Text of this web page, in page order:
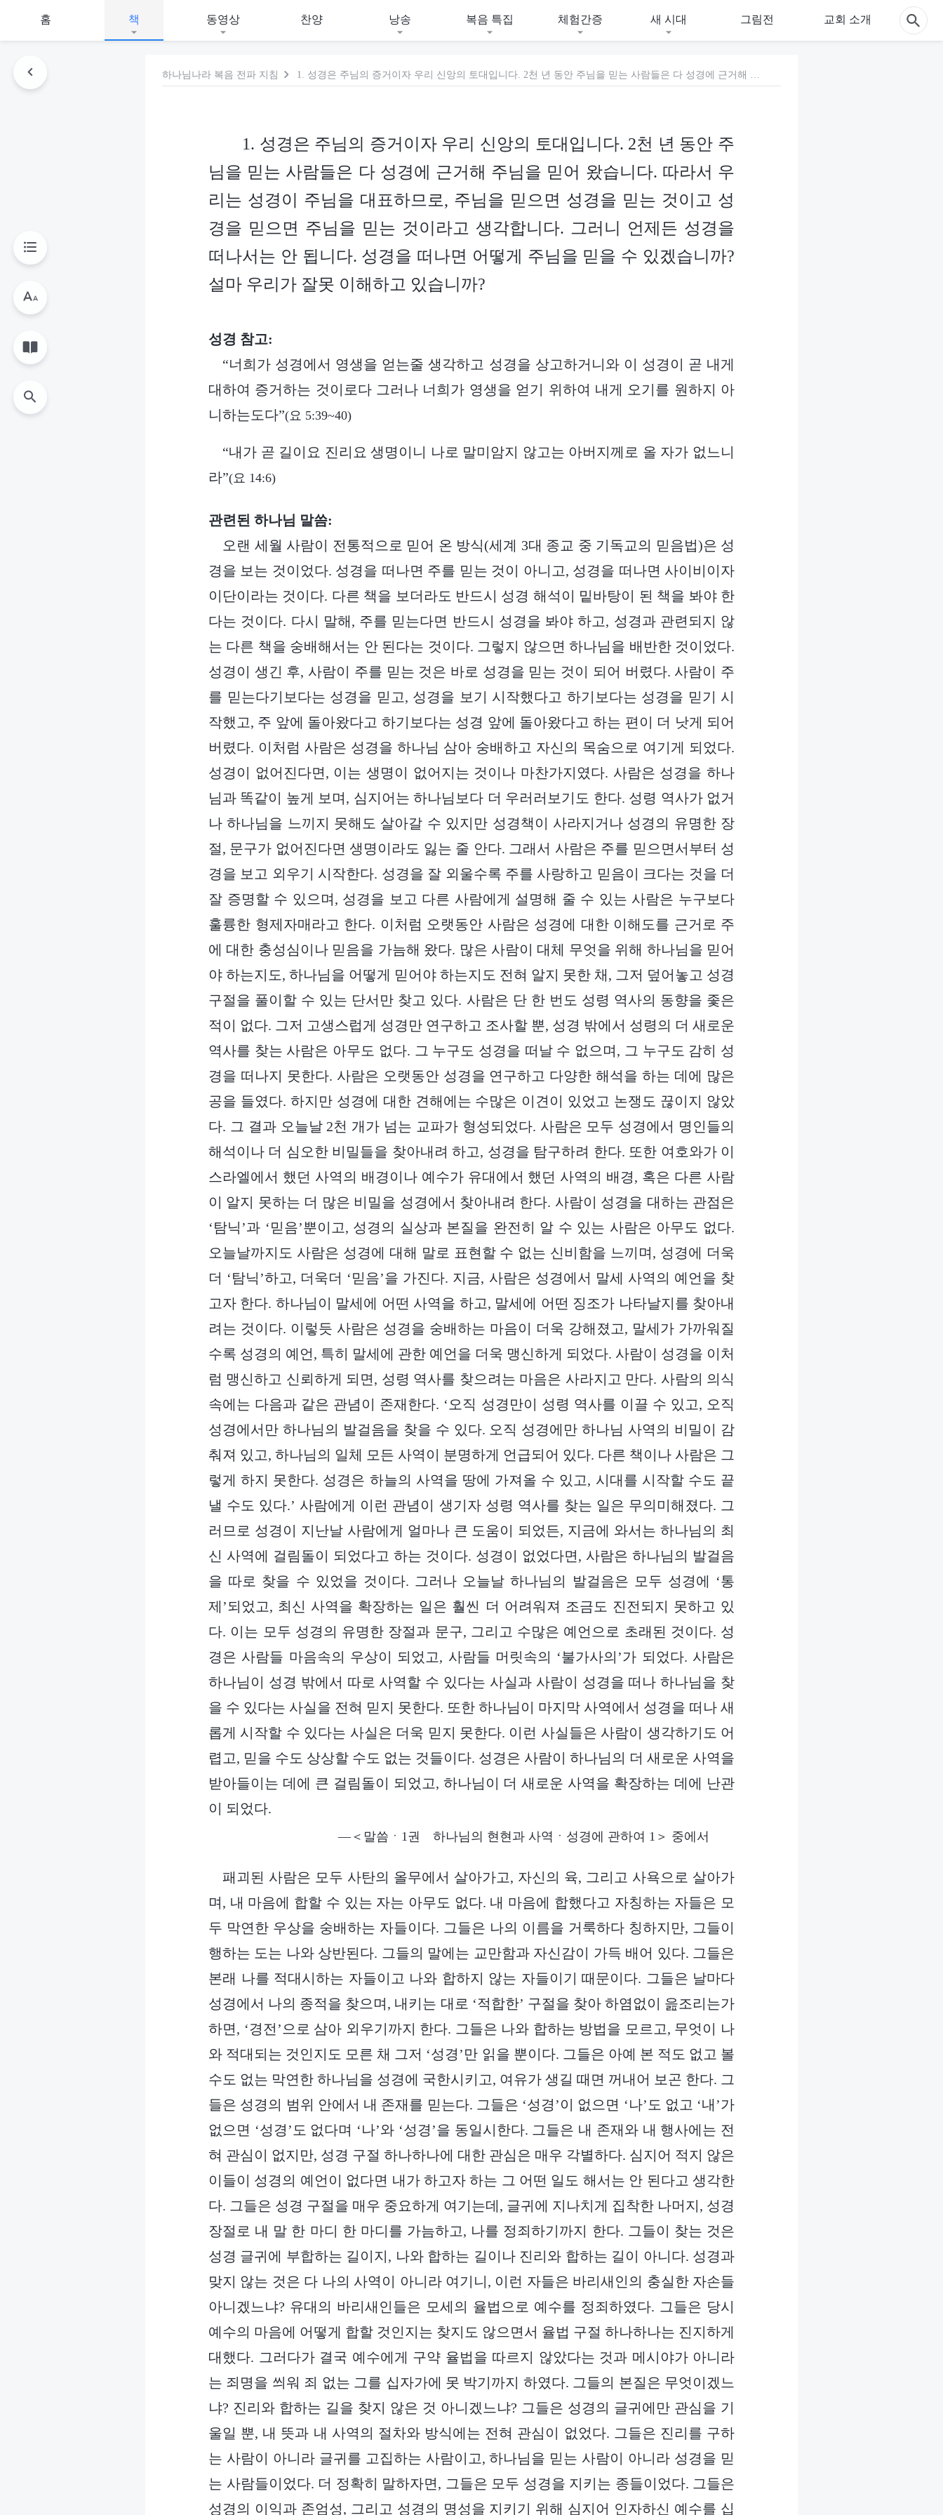
홈 책 동영상 찬양 낭송 복음 특집 체험간증 새 시대 그림전 교회 소개
하나님나라 복음 전파 지침
1. 성경은 주님의 증거이자 우리 신앙의 토대입니다. 2천 년 동안 주
님을 믿는 사람들은 다 성경에 근거해 주님을 믿어 왔습니다. 따라서 우
리는 성경이 주님을 대표하므로, 주님을 믿으면 성경을 믿는 것이고 성
경을 믿으면 주님을 믿는 것이라고 생각합니다. 그러니 언제든 성경을
떠나서는 안 됩니다. 성경을 떠나면 어떻게 주님을 믿을 수 있겠습니까?
설마 우리가 잘못 이해하고 있습니까?
성경 참고:
“너희가 성경에서 영생을 얻는줄 생각하고 성경을 상고하거니와 이 성경이 곧 내게
대하여 증거하는 것이로다 그러나 너희가 영생을 얻기 위하여 내게 오기를 원하지 아
니하는도다”(요 5:39~40)
“내가 곧 길이요 진리요 생명이니 나로 말미암지 않고는 아버지께로 올 자가 없느니
라”(요 14:6)
관련된 하나님 말씀:
오랜 세월 사람이 전통적으로 믿어 온 방식(세계 3대 종교 중 기독교의 믿음법)은 성
경을 보는 것이었다. 성경을 떠나면 주를 믿는 것이 아니고, 성경을 떠나면 사이비이자
이단이라는 것이다. 다른 책을 보더라도 반드시 성경 해석이 밑바탕이 된 책을 봐야 한
다는 것이다. 다시 말해, 주를 믿는다면 반드시 성경을 봐야 하고, 성경과 관련되지 않
는 다른 책을 숭배해서는 안 된다는 것이다. 그렇지 않으면 하나님을 배반한 것이었다.
성경이 생긴 후, 사람이 주를 믿는 것은 바로 성경을 믿는 것이 되어 버렸다. 사람이 주
를 믿는다기보다는 성경을 믿고, 성경을 보기 시작했다고 하기보다는 성경을 믿기 시
작했고, 주 앞에 돌아왔다고 하기보다는 성경 앞에 돌아왔다고 하는 편이 더 낫게 되어
버렸다. 이처럼 사람은 성경을 하나님 삼아 숭배하고 자신의 목숨으로 여기게 되었다.
성경이 없어진다면, 이는 생명이 없어지는 것이나 마찬가지였다. 사람은 성경을 하나
님과 똑같이 높게 보며, 심지어는 하나님보다 더 우러러보기도 한다. 성령 역사가 없거
나 하나님을 느끼지 못해도 살아갈 수 있지만 성경책이 사라지거나 성경의 유명한 장
절, 문구가 없어진다면 생명이라도 잃는 줄 안다. 그래서 사람은 주를 믿으면서부터 성
경을 보고 외우기 시작한다. 성경을 잘 외울수록 주를 사랑하고 믿음이 크다는 것을 더
잘 증명할 수 있으며, 성경을 보고 다른 사람에게 설명해 줄 수 있는 사람은 누구보다
훌륭한 형제자매라고 한다. 이처럼 오랫동안 사람은 성경에 대한 이해도를 근거로 주
에 대한 충성심이나 믿음을 가늠해 왔다. 많은 사람이 대체 무엇을 위해 하나님을 믿어
야 하는지도, 하나님을 어떻게 믿어야 하는지도 전혀 알지 못한 채, 그저 덮어놓고 성경
구절을 풀이할 수 있는 단서만 찾고 있다. 사람은 단 한 번도 성령 역사의 동향을 좇은
적이 없다. 그저 고생스럽게 성경만 연구하고 조사할 뿐, 성경 밖에서 성령의 더 새로운
역사를 찾는 사람은 아무도 없다. 그 누구도 성경을 떠날 수 없으며, 그 누구도 감히 성
경을 떠나지 못한다. 사람은 오랫동안 성경을 연구하고 다양한 해석을 하는 데에 많은
공을 들였다. 하지만 성경에 대한 견해에는 수많은 이견이 있었고 논쟁도 끊이지 않았
다. 그 결과 오늘날 2천 개가 넘는 교파가 형성되었다. 사람은 모두 성경에서 명인들의
해석이나 더 심오한 비밀들을 찾아내려 하고, 성경을 탐구하려 한다. 또한 여호와가 이
스라엘에서 했던 사역의 배경이나 예수가 유대에서 했던 사역의 배경, 혹은 다른 사람
이 알지 못하는 더 많은 비밀을 성경에서 찾아내려 한다. 사람이 성경을 대하는 관점은
‘탐닉’과 ‘믿음’뿐이고, 성경의 실상과 본질을 완전히 알 수 있는 사람은 아무도 없다.
오늘날까지도 사람은 성경에 대해 말로 표현할 수 없는 신비함을 느끼며, 성경에 더욱
더 ‘탐닉’하고, 더욱더 ‘믿음’을 가진다. 지금, 사람은 성경에서 말세 사역의 예언을 찾
고자 한다. 하나님이 말세에 어떤 사역을 하고, 말세에 어떤 징조가 나타날지를 찾아내
려는 것이다. 이렇듯 사람은 성경을 숭배하는 마음이 더욱 강해졌고, 말세가 가까워질
수록 성경의 예언, 특히 말세에 관한 예언을 더욱 맹신하게 되었다. 사람이 성경을 이처
럼 맹신하고 신뢰하게 되면, 성령 역사를 찾으려는 마음은 사라지고 만다. 사람의 의식
속에는 다음과 같은 관념이 존재한다. ‘오직 성경만이 성령 역사를 이끌 수 있고, 오직
성경에서만 하나님의 발걸음을 찾을 수 있다. 오직 성경에만 하나님 사역의 비밀이 감
춰져 있고, 하나님의 일체 모든 사역이 분명하게 언급되어 있다. 다른 책이나 사람은 그
렇게 하지 못한다. 성경은 하늘의 사역을 땅에 가져올 수 있고, 시대를 시작할 수도 끝
낼 수도 있다.’ 사람에게 이런 관념이 생기자 성령 역사를 찾는 일은 무의미해졌다. 그
러므로 성경이 지난날 사람에게 얼마나 큰 도움이 되었든, 지금에 와서는 하나님의 최
신 사역에 걸림돌이 되었다고 하는 것이다. 성경이 없었다면, 사람은 하나님의 발걸음
을 따로 찾을 수 있었을 것이다. 그러나 오늘날 하나님의 발걸음은 모두 성경에 ‘통
제’되었고, 최신 사역을 확장하는 일은 훨씬 더 어려워져 조금도 진전되지 못하고 있
다. 이는 모두 성경의 유명한 장절과 문구, 그리고 수많은 예언으로 초래된 것이다. 성
경은 사람들 마음속의 우상이 되었고, 사람들 머릿속의 ‘불가사의’가 되었다. 사람은
하나님이 성경 밖에서 따로 사역할 수 있다는 사실과 사람이 성경을 떠나 하나님을 찾
을 수 있다는 사실을 전혀 믿지 못한다. 또한 하나님이 마지막 사역에서 성경을 떠나 새
롭게 시작할 수 있다는 사실은 더욱 믿지 못한다. 이런 사실들은 사람이 생각하기도 어
렵고, 믿을 수도 상상할 수도 없는 것들이다. 성경은 사람이 하나님의 더 새로운 사역을
받아들이는 데에 큰 걸림돌이 되었고, 하나님이 더 새로운 사역을 확장하는 데에 난관
이 되었다.
―＜말씀ㆍ1권 하나님의 현현과 사역ㆍ성경에 관하여 1＞ 중에서
패괴된 사람은 모두 사탄의 올무에서 살아가고, 자신의 육, 그리고 사욕으로 살아가
며, 내 마음에 합할 수 있는 자는 아무도 없다. 내 마음에 합했다고 자칭하는 자들은 모
두 막연한 우상을 숭배하는 자들이다. 그들은 나의 이름을 거룩하다 칭하지만, 그들이
행하는 도는 나와 상반된다. 그들의 말에는 교만함과 자신감이 가득 배어 있다. 그들은
본래 나를 적대시하는 자들이고 나와 합하지 않는 자들이기 때문이다. 그들은 날마다
성경에서 나의 종적을 찾으며, 내키는 대로 ‘적합한’ 구절을 찾아 하염없이 읊조리는가
하면, ‘경전’으로 삼아 외우기까지 한다. 그들은 나와 합하는 방법을 모르고, 무엇이 나
와 적대되는 것인지도 모른 채 그저 ‘성경’만 읽을 뿐이다. 그들은 아예 본 적도 없고 볼
수도 없는 막연한 하나님을 성경에 국한시키고, 여유가 생길 때면 꺼내어 보곤 한다. 그
들은 성경의 범위 안에서 내 존재를 믿는다. 그들은 ‘성경’이 없으면 ‘나’도 없고 ‘내’가
없으면 ‘성경’도 없다며 ‘나’와 ‘성경’을 동일시한다. 그들은 내 존재와 내 행사에는 전
혀 관심이 없지만, 성경 구절 하나하나에 대한 관심은 매우 각별하다. 심지어 적지 않은
이들이 성경의 예언이 없다면 내가 하고자 하는 그 어떤 일도 해서는 안 된다고 생각한
다. 그들은 성경 구절을 매우 중요하게 여기는데, 글귀에 지나치게 집착한 나머지, 성경
장절로 내 말 한 마디 한 마디를 가늠하고, 나를 정죄하기까지 한다. 그들이 찾는 것은
성경 글귀에 부합하는 길이지, 나와 합하는 길이나 진리와 합하는 길이 아니다. 성경과
맞지 않는 것은 다 나의 사역이 아니라 여기니, 이런 자들은 바리새인의 충실한 자손들
아니겠느냐? 유대의 바리새인들은 모세의 율법으로 예수를 정죄하였다. 그들은 당시
예수의 마음에 어떻게 합할 것인지는 찾지도 않으면서 율법 구절 하나하나는 진지하게
대했다. 그러다가 결국 예수에게 구약 율법을 따르지 않았다는 것과 메시야가 아니라
는 죄명을 씌워 죄 없는 그를 십자가에 못 박기까지 하였다. 그들의 본질은 무엇이겠느
냐? 진리와 합하는 길을 찾지 않은 것 아니겠느냐? 그들은 성경의 글귀에만 관심을 기
울일 뿐, 내 뜻과 내 사역의 절차와 방식에는 전혀 관심이 없었다. 그들은 진리를 구하
는 사람이 아니라 글귀를 고집하는 사람이고, 하나님을 믿는 사람이 아니라 성경을 믿
는 사람들이었다. 더 정확히 말하자면, 그들은 모두 성경을 지키는 종들이었다. 그들은
성경의 이익과 존엄성, 그리고 성경의 명성을 지키기 위해 심지어 인자하신 예수를 십